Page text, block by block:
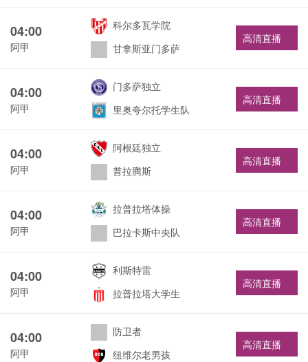
04:00
阿甲
科尔多瓦学院
甘拿斯亚门多萨
高清直播
04:00
阿甲
门多萨独立
里奥夸尔托学生队
高清直播
04:00
阿甲
阿根廷独立
普拉腾斯
高清直播
04:00
阿甲
拉普拉塔体操
巴拉卡斯中央队
高清直播
04:00
阿甲
利斯特雷
拉普拉塔大学生
高清直播
04:00
阿甲
防卫者
纽维尔老男孩
高清直播